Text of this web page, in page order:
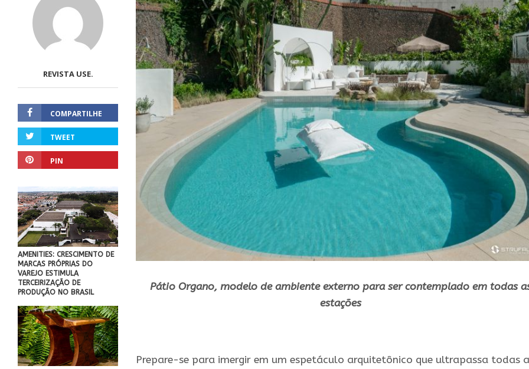
REVISTA USE.
COMPARTILHE
TWEET
PIN
AMENITIES: CRESCIMENTO DE
MARCAS PRÓPRIAS DO
VAREJO ESTIMULA
TERCEIRIZAÇÃO DE
PRODUÇÃO NO BRASIL
Pátio Organo, modelo de ambiente externo para ser contemplado em todas
estações
Prepare-se para imergir em um espetáculo arquitetônico que ultrapassa todas